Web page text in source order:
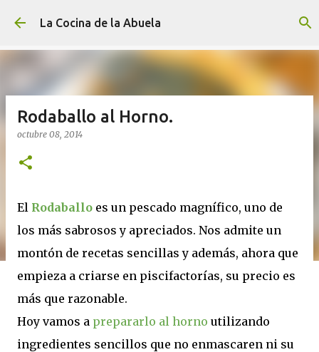
Ir al contenido principal
La Cocina de la Abuela
Rodaballo al Horno.
octubre 08, 2014
El Rodaballo es un pescado magnífico, uno de
los más sabrosos y apreciados. Nos admite un
montón de recetas sencillas y además, ahora que
empieza a criarse en piscifactorías, su precio es
más que razonable.
Hoy vamos a prepararlo al horno utilizando
ingredientes sencillos que no enmascaren ni su